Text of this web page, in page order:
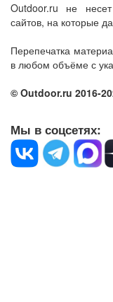
Outdoor.ru не
сайтов, на которые
Перепечатка
в любом объёме с
© Outdoor.ru 2016-
Мы в соцсетях: